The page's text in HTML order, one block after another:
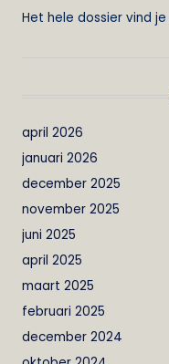
Het hele dossier vind je
april 2026
januari 2026
december 2025
november 2025
juni 2025
april 2025
maart 2025
februari 2025
december 2024